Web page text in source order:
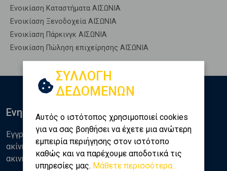
Ενοικίαση Καταστήματα ΑΙΣΩΝΙΑ
Ενοικίαση Ξενοδοχεία ΑΙΣΩΝΙΑ
Ενοικίαση Πάρκινγκ ΑΙΣΩΝΙΑ
Ενοικίαση Πώληση επιχείρησης ΑΙΣΩΝΙΑ
ΣΥΛΛΟΓΗ
ΔΕΔΟΜΕΝΩΝ
Αυτός ο ιστότοπος χρησιμοποιεί cookies
για να σας βοηθήσει να έχετε μια ανώτερη
εμπειρία περιήγησης στον ιστότοπο
καθώς και να παρέχουμε αποδοτικά τις
υπηρεσίες μας. Μάθετε περισσότερα...
Ενημερωθείτε
Εγγραφείτε στο newsletter της Golden Home για νέα
ακίνητα, αναλύσεις και διάφορα θέματα της αγοράς
ακινήτων